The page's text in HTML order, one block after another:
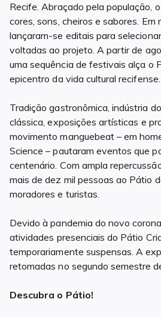
Recife. Abraçado pela população,
cores, sons, cheiros e sabores.
lançaram-se editais para
voltadas ao projeto. A partir de
uma sequência de festivais alça o
epicentro da vida cultural recifense.
Tradição gastronômica, indústria
clássica, exposições artísticas e
movimento manguebeat – em
Science – pautaram eventos que
centenário. Com ampla
mais de dez mil pessoas ao Pátio
moradores e turistas.
Devido à pandemia do novo
atividades presenciais do Pátio
temporariamente suspensas. A
retomadas no segundo semestre
Descubra o Pátio!